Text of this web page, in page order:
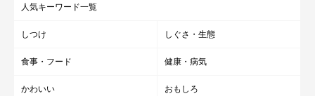
人気キーワード一覧
しつけ しぐさ・生態
食事・フード 健康・病気
かわいい おもしろ